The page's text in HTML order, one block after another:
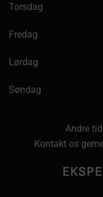
Torsdag
Fredag
Lørdag
Søndag
Andre
Kontakt os